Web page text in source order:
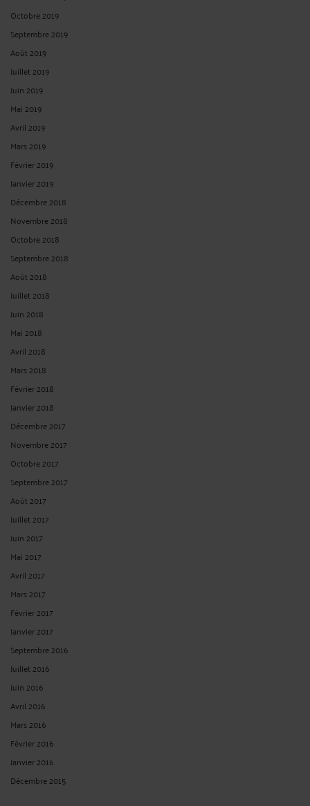
Octobre 2019
Septembre 2019
Août 2019
Juillet 2019
Juin 2019
Mai 2019
Avril 2019
Mars 2019
Février 2019
Janvier 2019
Décembre 2018
Novembre 2018
Octobre 2018
Septembre 2018
Août 2018
Juillet 2018
Juin 2018
Mai 2018
Avril 2018
Mars 2018
Février 2018
Janvier 2018
Décembre 2017
Novembre 2017
Octobre 2017
Septembre 2017
Août 2017
Juillet 2017
Juin 2017
Mai 2017
Avril 2017
Mars 2017
Février 2017
Janvier 2017
Septembre 2016
Juillet 2016
Juin 2016
Avril 2016
Mars 2016
Février 2016
Janvier 2016
Décembre 2015